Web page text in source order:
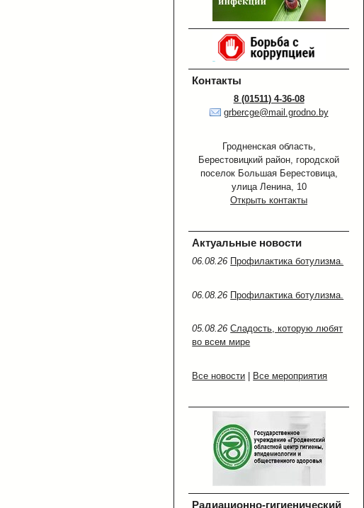
Контакты
8 (01511) 4-36-08
grbercge@mail.grodno.by
Гродненская область,
Берестовицкий район, городской
поселок Большая Берестовица,
улица Ленина, 10
Открыть контакты
Актуальные новости
06.08.26 Профилактика ботулизма.
06.08.26 Профилактика ботулизма.
05.08.26Сладость, которую любят
во всем мире
Все новости Все мероприятия
Радиационно-гигиенический